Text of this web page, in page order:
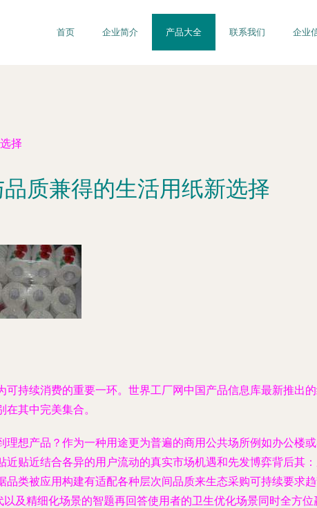
首页 企业简介 产品大全 联系我们 企业
择
质兼得的生活用纸新选择
持续消费的重要一环。世界工厂网中国产品信息库最新推出
其中完美集合。
想产品？作为一种用途更为普遍的商用公共场所例如办公楼
贴近结合各异的用户流动的真实市场机遇和先发博弈背后其
类被应用构建有适配各种层次间品质来生态采购可持续要求
及精细化场景的智题再回答使用者的卫生优化场景同时全方